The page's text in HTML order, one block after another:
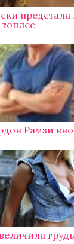
предстала
Рамзи